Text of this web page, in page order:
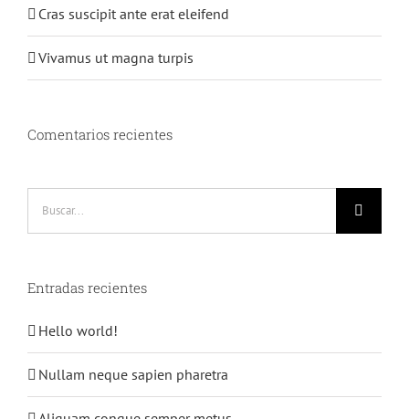
Cras suscipit ante erat eleifend
Vivamus ut magna turpis
Comentarios recientes
Entradas recientes
Hello world!
Nullam neque sapien pharetra